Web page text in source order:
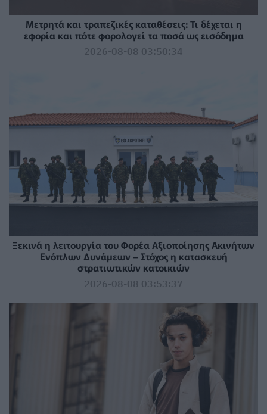
Μετρητά και τραπεζικές καταθέσεις: Τι δέχεται η
εφορία και πότε φορολογεί τα ποσά ως εισόδημα
2026-08-08 03:50:34
Ξεκινά η λειτουργία του Φορέα Αξιοποίησης Ακινήτων
Ενόπλων Δυνάμεων – Στόχος η κατασκευή
στρατιωτικών κατοικιών
2026-08-08 03:53:37